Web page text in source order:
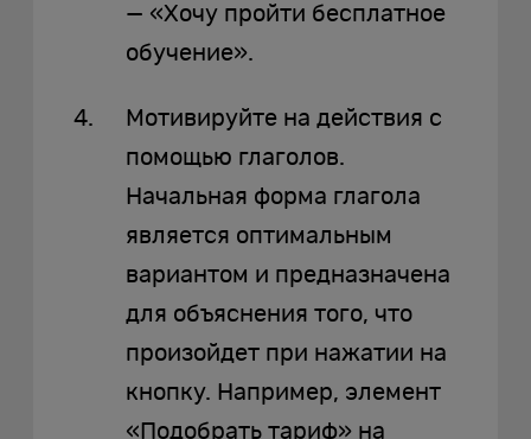
— «Хочу пройти бесплатное
обучение».
Мотивируйте на действия с
помощью глаголов.
Начальная форма глагола
является оптимальным
вариантом и предназначена
для объяснения того, что
произойдет при нажатии на
кнопку. Например, элемент
«Подобрать тариф» на